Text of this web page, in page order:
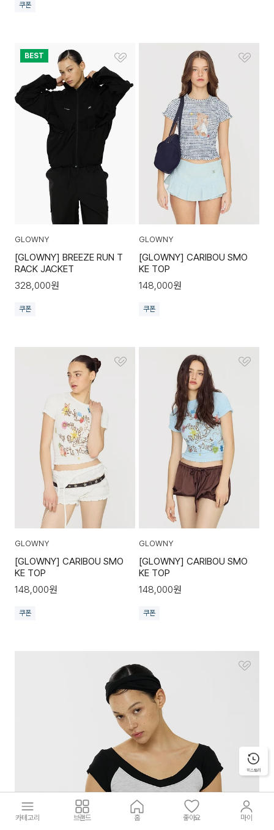
쿠폰
BEST
GLOWNY
[GLOWNY] BREEZE RUN T
RACK JACKET
328,000원
쿠폰
GLOWNY
[GLOWNY] CARIBOU SMO
KE TOP
148,000원
쿠폰
GLOWNY
[GLOWNY] CARIBOU SMO
KE TOP
148,000원
쿠폰
GLOWNY
[GLOWNY] CARIBOU SMO
KE TOP
148,000원
쿠폰
히스토리
카테고리 브랜드 홈 좋아요 마이